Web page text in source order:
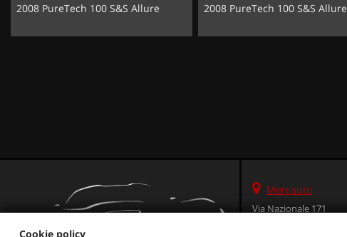
2008 PureTech 100 S&S Allure
2008 PureTech 100 S&S Allure
Mercauto
Via Nazionale 171
Cookie policy